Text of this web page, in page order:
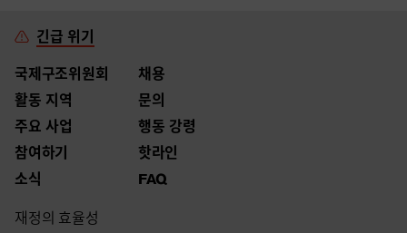
긴급 위기
국제구조위원회
활동 지역
주요 사업
참여하기
소식
채용
문의
행동 강령
핫라인
FAQ
재정의 효율성